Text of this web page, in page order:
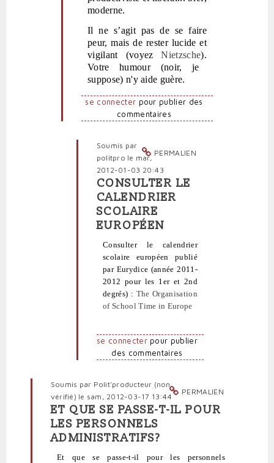
moderne.
Il ne s’agit pas de se faire
peur, mais de rester lucide et
vigilant (voyezNietzsche).
Votre humour (noir, je
suppose) n'y aide guère.
se connecter pour publier des
commentaires
PERMALIEN
Soumis par
politpro le mar,
2012-01-03 20:43
En
réponse
à
Calendrier
sérénité
politpro
CONSULTER LE
CALENDRIER
SCOLAIRE
EUROPÉEN
Consulter le calendrier
scolaire européen publié
par Eurydice (année 2011-
2012 pour les 1er et 2nd
degrés) : The Organisation
of School Time in Europe
se connecterpour publier
des commentaires
PERMALIEN
Soumis par Polit'producteur (non
vérifié) le sam, 2012-03-17 13:44
En
réponse
à
J'ai
ET QUE SE PASSE-T-IL POUR
LES PERSONNELS
ADMINISTRATIFS?
Et que se passe-t-il pour les personnels